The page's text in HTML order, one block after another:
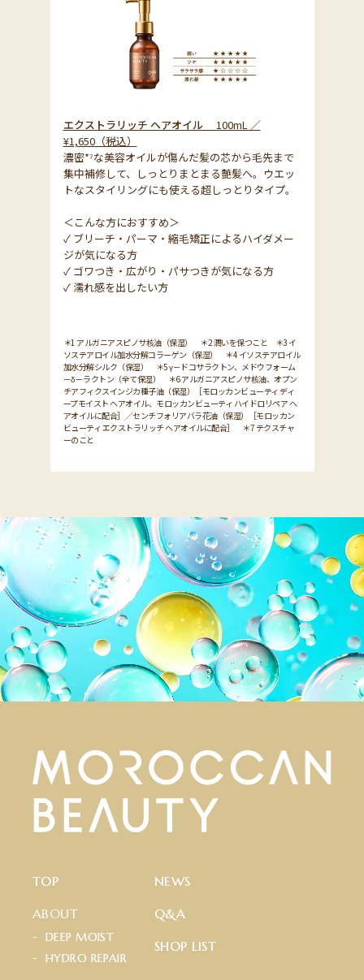
エクストラリッチ ヘアオイル 100mL ／
¥1,650（税込）
濃密*⁷な美容オイルが傷んだ髪の芯から毛先まで
集中補修して、しっとりまとまる艶髪へ。ウエッ
トなスタイリングにも使える超しっとりタイプ。
＜こんな方におすすめ＞
✓ ブリーチ・パーマ・縮毛矯正によるハイダメー
ジが気になる方
✓ ゴワつき・広がり・パサつきが気になる方
✓ 濡れ感を出したい方
＊1 アルガニアスピノサ核油（保湿） ＊2 潤いを保つこと ＊3 イ
ソステアロイル加水分解コラーゲン（保湿） ＊4 イソステアロイル
加水分解シルク（保湿） ＊5 γ－ドコサラクトン、メドウフォーム
－δ－ラクトン（全て保湿） ＊6 アルガニアスピノサ核油、オプン
チアフィクスインジカ種子油（保湿）［モロッカンビューティ ディ
ープモイスト ヘアオイル、モロッカンビューティ ハイドロリペア ヘ
アオイルに配合］／センチフォリアバラ花油（保湿）［モロッカン
ビューティ エクストラリッチ ヘアオイルに配合］ ＊7 テクスチャ
ーのこと
TOP
ABOUT
DEEP MOIST
HYDRO REPAIR
NEWS
Q&A
SHOP L IST